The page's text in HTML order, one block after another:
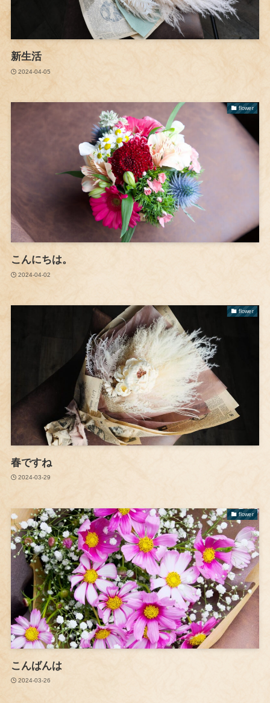
新生活
2024-04-05
flower
こんにちは。
2024-04-02
flower
春ですね
2024-03-29
flower
こんばんは
2024-03-26